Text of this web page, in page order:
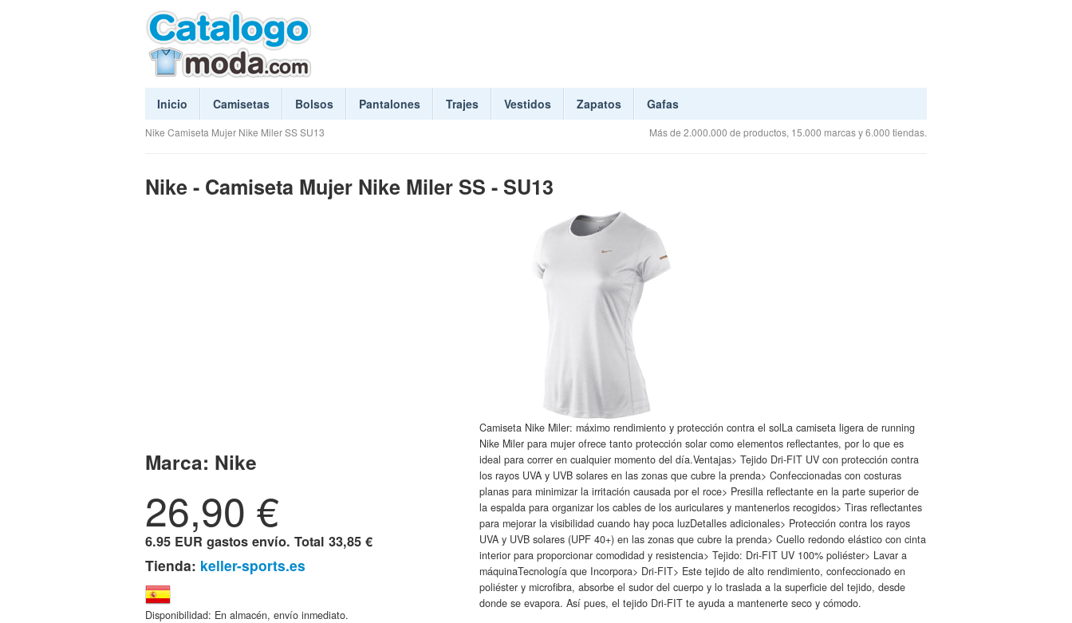
Inicio Camisetas Bolsos Pantalones Trajes Vestidos Zapatos Gafas
Nike Camiseta Mujer Nike Miler SS SU13 Más de 2.000.000 de productos, 15.000 marcas y 6.000 tiendas.
Nike - Camiseta Mujer Nike Miler SS - SU13
Marca: Nike
26,90 €
6.95 EUR gastos envío. Total 33,85 €
Tienda: keller-sports.es
Disponibilidad: En almacén, envío inmediato.
Camiseta Nike Miler: máximo rendimiento y protección contra el solLa camiseta ligera de running
Nike Miler para mujer ofrece tanto protección solar como elementos reflectantes, por lo que es
ideal para correr en cualquier momento del día.Ventajas> Tejido Dri-FIT UV con protección contra
los rayos UVA y UVB solares en las zonas que cubre la prenda> Confeccionadas con costuras
planas para minimizar la irritación causada por el roce> Presilla reflectante en la parte superior de
la espalda para organizar los cables de los auriculares y mantenerlos recogidos> Tiras reflectantes
para mejorar la visibilidad cuando hay poca luzDetalles adicionales> Protección contra los rayos
UVA y UVB solares (UPF 40+) en las zonas que cubre la prenda> Cuello redondo elástico con cinta
interior para proporcionar comodidad y resistencia> Tejido: Dri-FIT UV 100% poliéster> Lavar a
máquinaTecnología que Incorpora> Dri-FIT> Este tejido de alto rendimiento, confeccionado en
poliéster y microfibra, absorbe el sudor del cuerpo y lo traslada a la superficie del tejido, desde
donde se evapora. Así pues, el tejido Dri-FIT te ayuda a mantenerte seco y cómodo.